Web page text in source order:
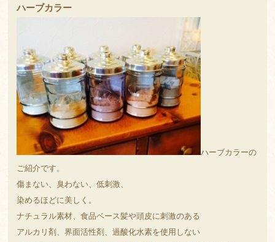
ハーブカラー
ハーブカラーの
ご紹介です。
傷まない、臭わない、低刺激、
染めるほどに美しく。
ナチュラル素材、食品ベース髪や頭皮に刺激のある
アルカリ剤、界面活性剤、過酸化水素を使用しない